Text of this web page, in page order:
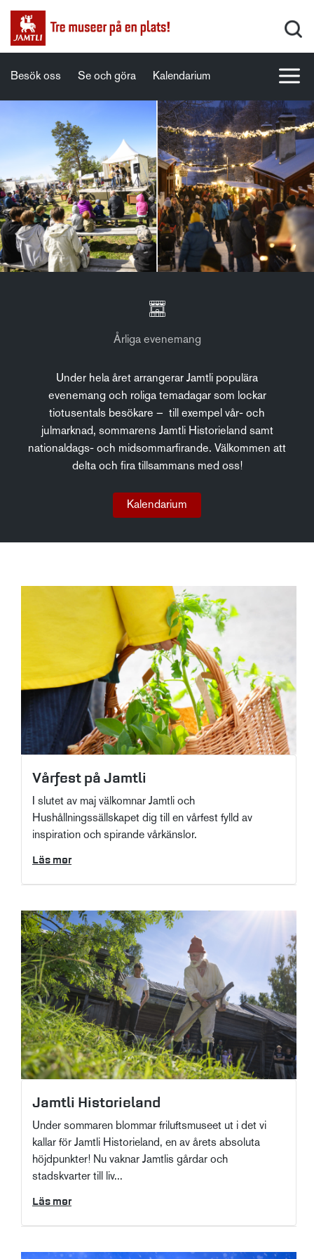
Besök oss Se och göra Kalendarium
Årliga evenemang
Under hela året arrangerar Jamtli populära
evenemang och roliga temadagar som lockar
tiotusentals besökare – till exempel vår- och
julmarknad, sommarens Jamtli Historieland samt
nationaldags- och midsommarfirande. Välkommen att
delta och fira tillsammans med oss!
Kalendarium
Vårfest på Jamtli
I slutet av maj välkomnar Jamtli och
Hushållningssällskapet dig till en vårfest fylld av
inspiration och spirande vårkänslor.
Läs mer
Jamtli Historieland
Under sommaren blommar friluftsmuseet ut i det vi
kallar för Jamtli Historieland, en av årets absoluta
höjdpunkter! Nu vaknar Jamtlis gårdar och
stadskvarter till liv...
Läs mer